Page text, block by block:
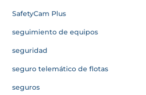
SafetyCam Plus
seguimiento de equipos
seguridad
seguro telemático de flotas
seguros